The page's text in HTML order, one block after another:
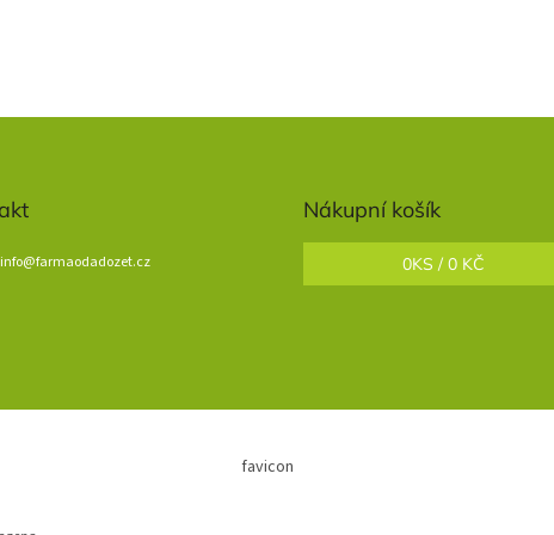
info@farmaodadozet.cz
Nákupní košík
0KS /0 KČ
favicon